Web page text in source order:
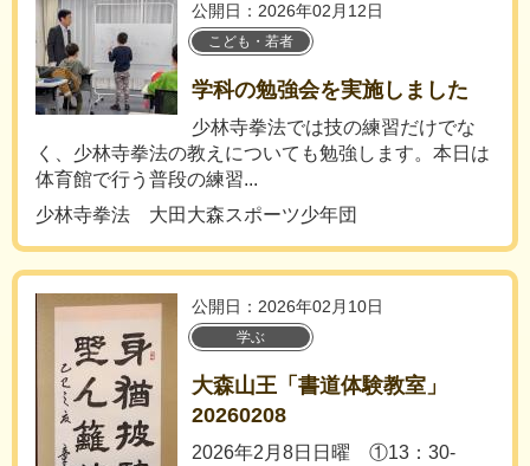
公開日：2026年02月12日
こども・若者
学科の勉強会を実施しました
少林寺拳法では技の練習だけでな
く、少林寺拳法の教えについても勉強します。本日は
体育館で行う普段の練習...
少林寺拳法 大田大森スポーツ少年団
公開日：2026年02月10日
学ぶ
大森山王「書道体験教室」
20260208
2026年2月8日日曜 ①13：30-